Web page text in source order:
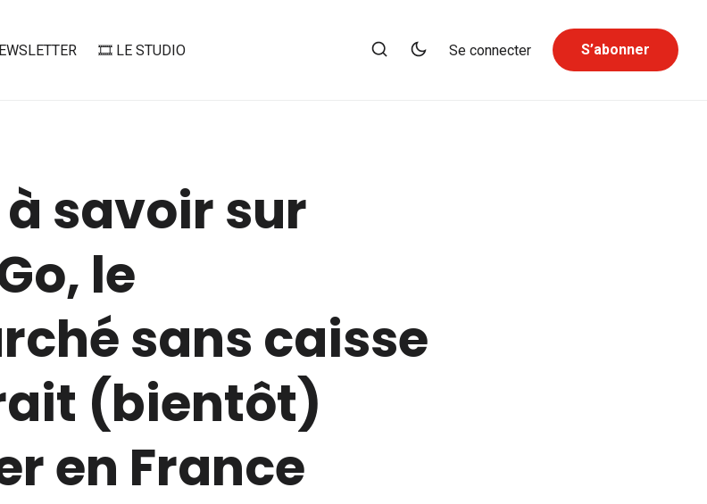
🎞️ LE STUDIO Se connecter S’abonner
savoir sur
le
sans caisse
(bientôt)
en France